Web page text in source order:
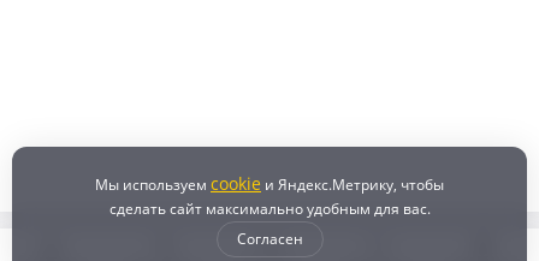
Мы используем cookie и Яндекс.Метрику, чтобы
сделать сайт максимально удобным для вас.
Согласен